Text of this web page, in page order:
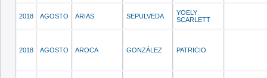
2018 AGOSTO ARIAS SEPULVEDA
YOELY
SCARLETT
2018 AGOSTO AROCA GONZÁLEZ PATRICIO